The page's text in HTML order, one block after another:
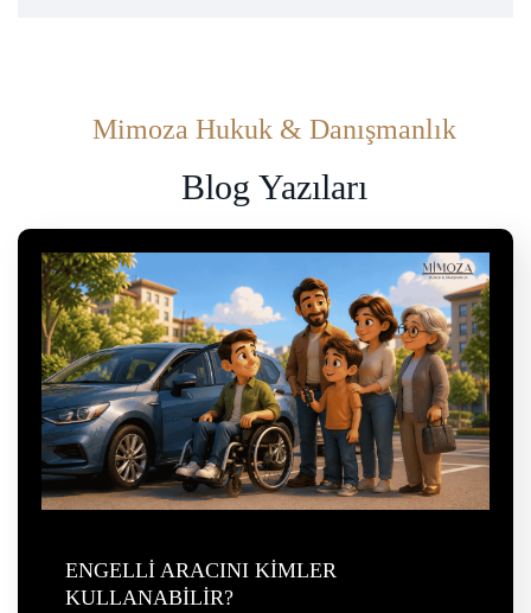
Mimoza Hukuk & Danışmanlık
Blog Yazıları
ENGELLİ ARACINI KİMLER
KULLANABİLİR?